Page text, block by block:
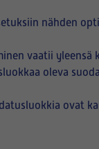
nähden
vaatii
oleva
ovat